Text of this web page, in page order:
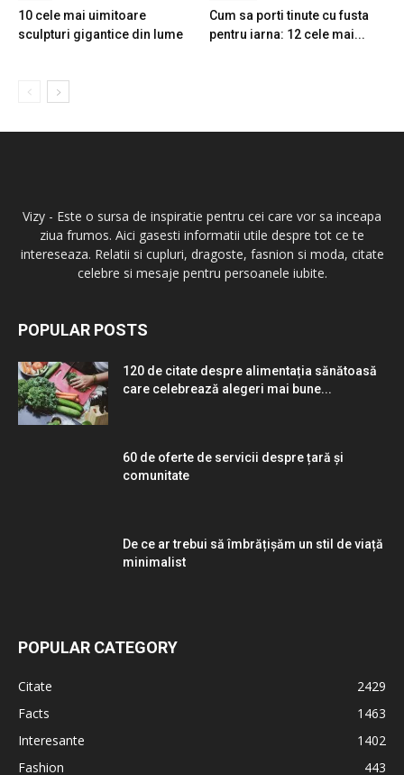
10 cele mai uimitoare
sculpturi gigantice din lume
Cum sa porti tinute cu fusta
pentru iarna: 12 cele mai...
Vizy - Este o sursa de inspiratie pentru cei care vor sa inceapa
ziua frumos. Aici gasesti informatii utile despre tot ce te
intereseaza. Relatii si cupluri, dragoste, fasnion si moda, citate
celebre si mesaje pentru persoanele iubite.
POPULAR POSTS
120 de citate despre alimentația sănătoasă
care celebrează alegeri mai bune...
60 de oferte de servicii despre țară și
comunitate
De ce ar trebui să îmbrățișăm un stil de viață
minimalist
POPULAR CATEGORY
Citate
2429
Facts
1463
Interesante
1402
Fashion
443